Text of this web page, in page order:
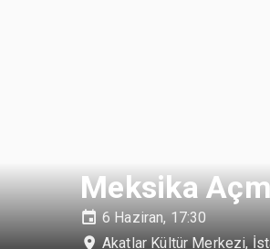
Meksika
6 Haziran, 17:30
Akatlar Kültür Merkezi,